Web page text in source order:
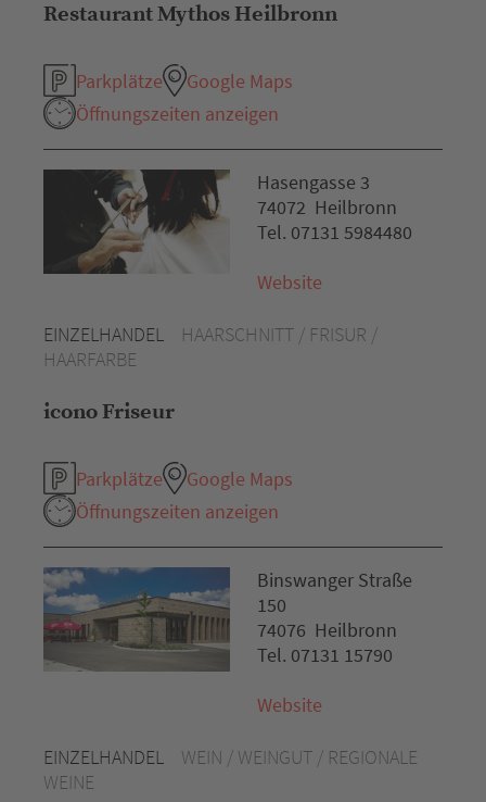
Restaurant Mythos Heilbronn
Parkplätze
Google Maps
Öffnungszeiten anzeigen
EINZELHANDEL
HAARSCHNITT / FRISUR /
HAARFARBE
icono Friseur
Parkplätze
Google Maps
Öffnungszeiten anzeigen
Hasengasse 3
74072 Heilbronn
Tel. 07131 5984480
Website
EINZELHANDEL
WEIN / WEINGUT / REGIONALE
WEINE
Binswanger Straße
150
74076 Heilbronn
Tel. 07131 15790
Website